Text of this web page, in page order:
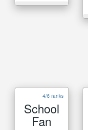
4/6 ranks
School
Fan